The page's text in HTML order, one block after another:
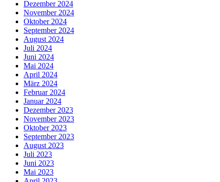
Dezember 2024
November 2024
Oktober 2024
September 2024
August 2024
Juli 2024
Juni 2024
Mai 2024
April 2024
März 2024
Februar 2024
Januar 2024
Dezember 2023
November 2023
Oktober 2023
September 2023
August 2023
Juli 2023
Juni 2023
Mai 2023